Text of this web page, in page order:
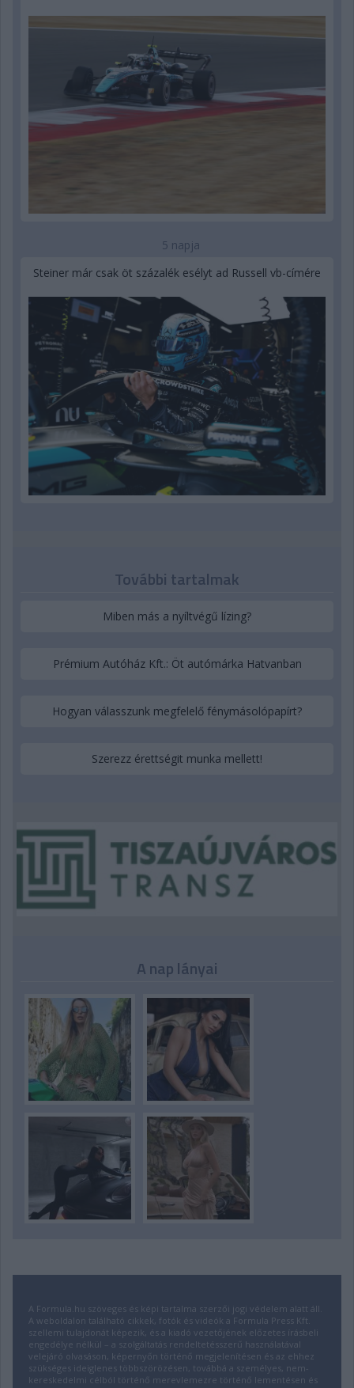
5 napja
Steiner már csak öt százalék esélyt ad Russell vb-címére
További tartalmak
Miben más a nyíltvégű lízing?
Prémium Autóház Kft.: Öt autómárka Hatvanban
Hogyan válasszunk megfelelő fénymásolópapírt?
Szerezz érettségit munka mellett!
A nap lányai
A Formula.hu szöveges és képi tartalma szerzői jogi védelem alatt áll.
A weboldalon található cikkek, fotók és videók a Formula Press Kft.
szellemi tulajdonát képezik, és a kiadó vezetőjének előzetes írásbeli
engedélye nélkül – a szolgáltatás rendeltetésszerű használatával
velejáró olvasáson, képernyőn történő megjelenítésen és az ehhez
szükséges ideiglenes többszörözésen, továbbá a személyes, nem-
kereskedelmi célból történő merevlemezre történő lementésen és